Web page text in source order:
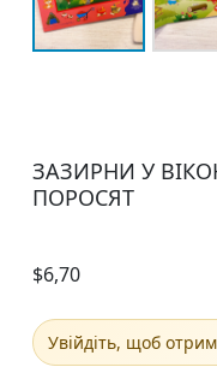
ЗАЗИРНИ У
ПОРОСЯТ
$6,70
Увійдіть, щоб